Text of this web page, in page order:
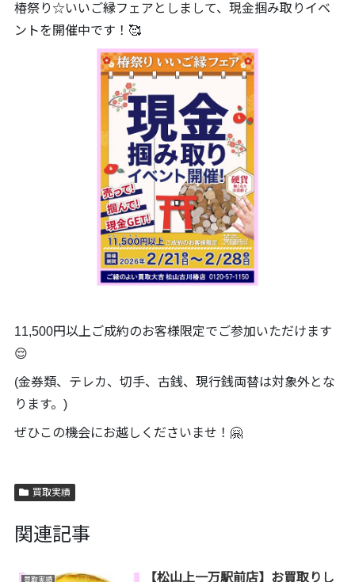
椿祭り☆いいご縁フェアとしまして、現金掴み取りイベ
ントを開催中です！🥰
11,500円以上ご成約のお客様限定でご参加いただけます
😌
(金券類、テレカ、切手、古銭、現行銭両替は対象外とな
ります。)
ぜひこの機会にお越しくださいませ！🤗
買取実績
関連記事
買取実績
【松山上一万駅前店】お買取りし